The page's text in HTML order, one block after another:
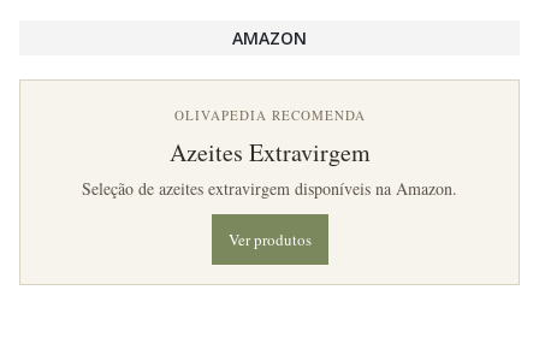
AMAZON
OLIVAPEDIA RECOMENDA
Azeites Extravirgem
Seleção de azeites extravirgem disponíveis na Amazon.
Ver produtos